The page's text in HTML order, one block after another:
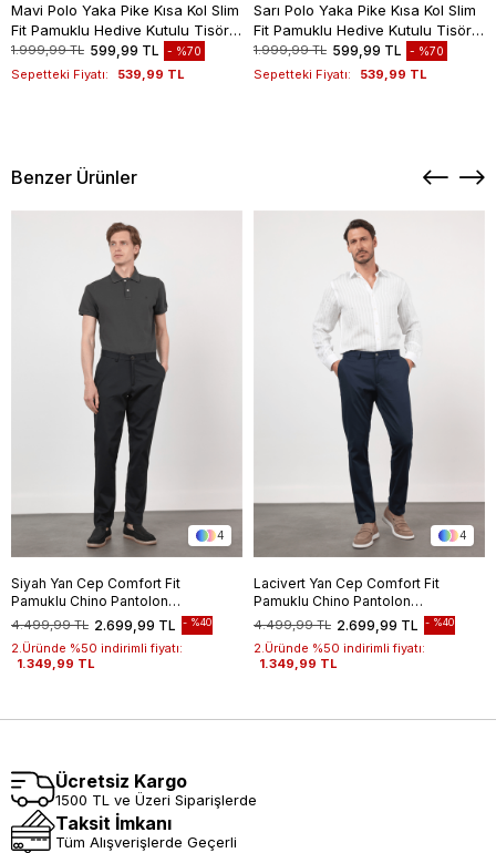
Mavi Polo Yaka Pike Kısa Kol Slim
Fit Pamuklu Hediye Kutulu Tişört
1011260169
1.999,99 TL 599,99 TL %70
Sepetteki Fiyatı: 539,99 TL
Sarı Polo Yaka Pike Kısa Kol Slim
Fit Pamuklu Hediye Kutulu Tişört
1011260169
1.999,99 TL 599,99 TL %70
Sepetteki Fiyatı: 539,99 TL
Benzer Ürünler
4
Siyah Yan Cep Comfort Fit
Pamuklu Chino Pantolon
1003260172
2.699,99 TL
4.499,99 TL %40
2.Üründe %50 indirimli fiyatı:
1.349,99 TL
4
Lacivert Yan Cep Comfort Fit
Pamuklu Chino Pantolon
1003260172
2.699,99 TL
4.499,99 TL %40
2.Üründe %50 indirimli fiyatı:
1.349,99 TL
Ücretsiz Kargo
1500 TL ve Üzeri Siparişlerde
Taksit İmkanı
Tüm Alışverişlerde Geçerli